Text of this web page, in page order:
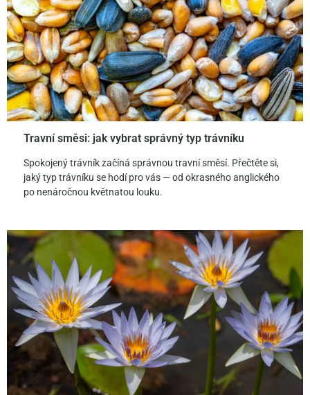
Travní směsi: jak vybrat správný typ trávníku
Spokojený trávník začíná správnou travní směsí. Přečtěte si,
jaký typ trávníku se hodí pro vás — od okrasného anglického
po nenáročnou květnatou louku.